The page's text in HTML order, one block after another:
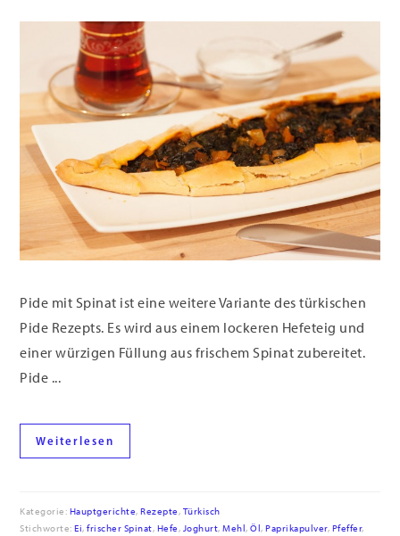
Pide mit Spinat ist eine weitere Variante des türkischen
Pide Rezepts. Es wird aus einem lockeren Hefeteig und
einer würzigen Füllung aus frischem Spinat zubereitet.
Pide ...
Weiterlesen
Kategorie: Hauptgerichte,Rezepte, Türkisch
Stichworte:Ei,frischer Spinat, Hefe, Joghurt,Mehl,Öl,Paprikapulver, Pfeffer,